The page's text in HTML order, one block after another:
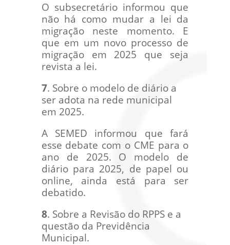
O subsecretário informou que
não há como mudar a lei da
migração neste momento. E
que em um novo processo de
migração em 2025 que seja
revista a lei.
7. Sobre o modelo de diário a
ser adota na rede municipal
em 2025.
A SEMED informou que fará
esse debate com o CME para o
ano de 2025. O modelo de
diário para 2025, de papel ou
online, ainda está para ser
debatido.
8. Sobre a Revisão do RPPS e a
questão da Previdência
Municipal.